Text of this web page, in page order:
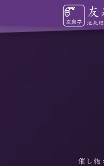
催し物